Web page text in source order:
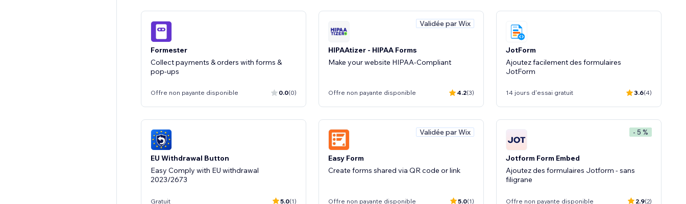
Formester
Collect payments & orders with forms &
pop-ups
Offre non payante disponible 0.0(0)
Validée par Wix
HIPAAtizer - HIPAA Forms
Make your website HIPAA-Compliant
Offre non payante disponible 4.2(3)
JotForm
Ajoutez facilement des formulaires
JotForm
14 jours d'essai gratuit 3.6(4)
EU Withdrawal Button
Easy Comply with EU withdrawal
2023/2673
Gratuit 5.0(1)
Validée par Wix
Easy Form
Create forms shared via QR code or link
Offre non payante disponible 5.0(1)
- 5 %
Jotform Form Embed
Ajoutez des formulaires Jotform - sans
filigrane
Offre non payante disponible 2.9(2)